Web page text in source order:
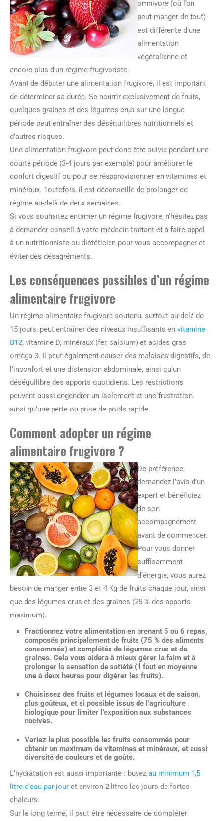
omnivore (où l’on
peut manger de tout)
est différente d’une
alimentation
végétalienne et
encore plus d’un régime frugivoriste.
Avant de débuter une alimentation frugivore, il est important
de déterminer sa durée. Se nourrir exclusivement de fruits,
quelques graines et des légumes crus sur une longue
période peut entraîner des déséquilibres nutritionnels et
d’autres risques.
Une alimentation frugivore peut donc être suivie pendant une
courte période (3-4 jours par exemple) pour améliorer le
confort digestif ou pour se réapprovisionner en vitamines et
minéraux. Toutefois, il est déconseillé de prolonger ce
régime au-delà de deux semaines.
Si vous souhaitez entamer un régime frugivore, n’hésitez pas
à demander conseil à votre médecin traitant et à faire appel
à un nutritionniste ou diététicien pour vous accompagner et
éviter des désagréments.
Les conséquences possibles d’un régime
alimentaire frugivore
Un régime alimentaire frugivore soutenu, surtout au-delà de
15 jours, peut entraîner des niveaux insuffisants en vitamine
B12, vitamine D, minéraux (fer, calcium) et acides gras
oméga-3. Il peut également causer des malaises digestifs, de
l’inconfort et une distension abdominale, ainsi qu’un
déséquilibre des apports quotidiens. Les restrictions
peuvent aussi engendrer un isolement et une frustration,
ainsi qu’une perte ou prise de poids rapide.
Comment adopter un régime
alimentaire frugivore ?
De préférence,
demandez l’avis d’un
expert et bénéficiez
de son
accompagnement
avant de commencer.
Pour vous donner
suffisamment
d’énergie, vous aurez
besoin de manger entre 3 et 4 Kg de fruits chaque jour, ainsi
que des légumes crus et des graines (25 % des apports
maximum).
Fractionnez votre alimentation en prenant 5 ou 6 repas,
composés principalement de fruits (75 % des aliments
consommés) et complétés de légumes crus et de
graines. Cela vous aidera à mieux gérer la faim et à
prolonger la sensation de satiété (il faut en moyenne
une à deux heures pour digérer les fruits).
Choisissez des fruits et légumes locaux et de saison,
plus goûteux, et si possible issus de l’agriculture
biologique pour limiter l’exposition aux substances
nocives.
Variez le plus possible les fruits consommés pour
obtenir un maximum de vitamines et minéraux, et aussi
diversité de couleurs et de goûts.
L’hydratation est aussi importante : buvez au minimum 1,5
litre d’eau par jour et environ 2 litres les jours de fortes
chaleurs.
Sur le long terme, il peut être nécessaire de compléter